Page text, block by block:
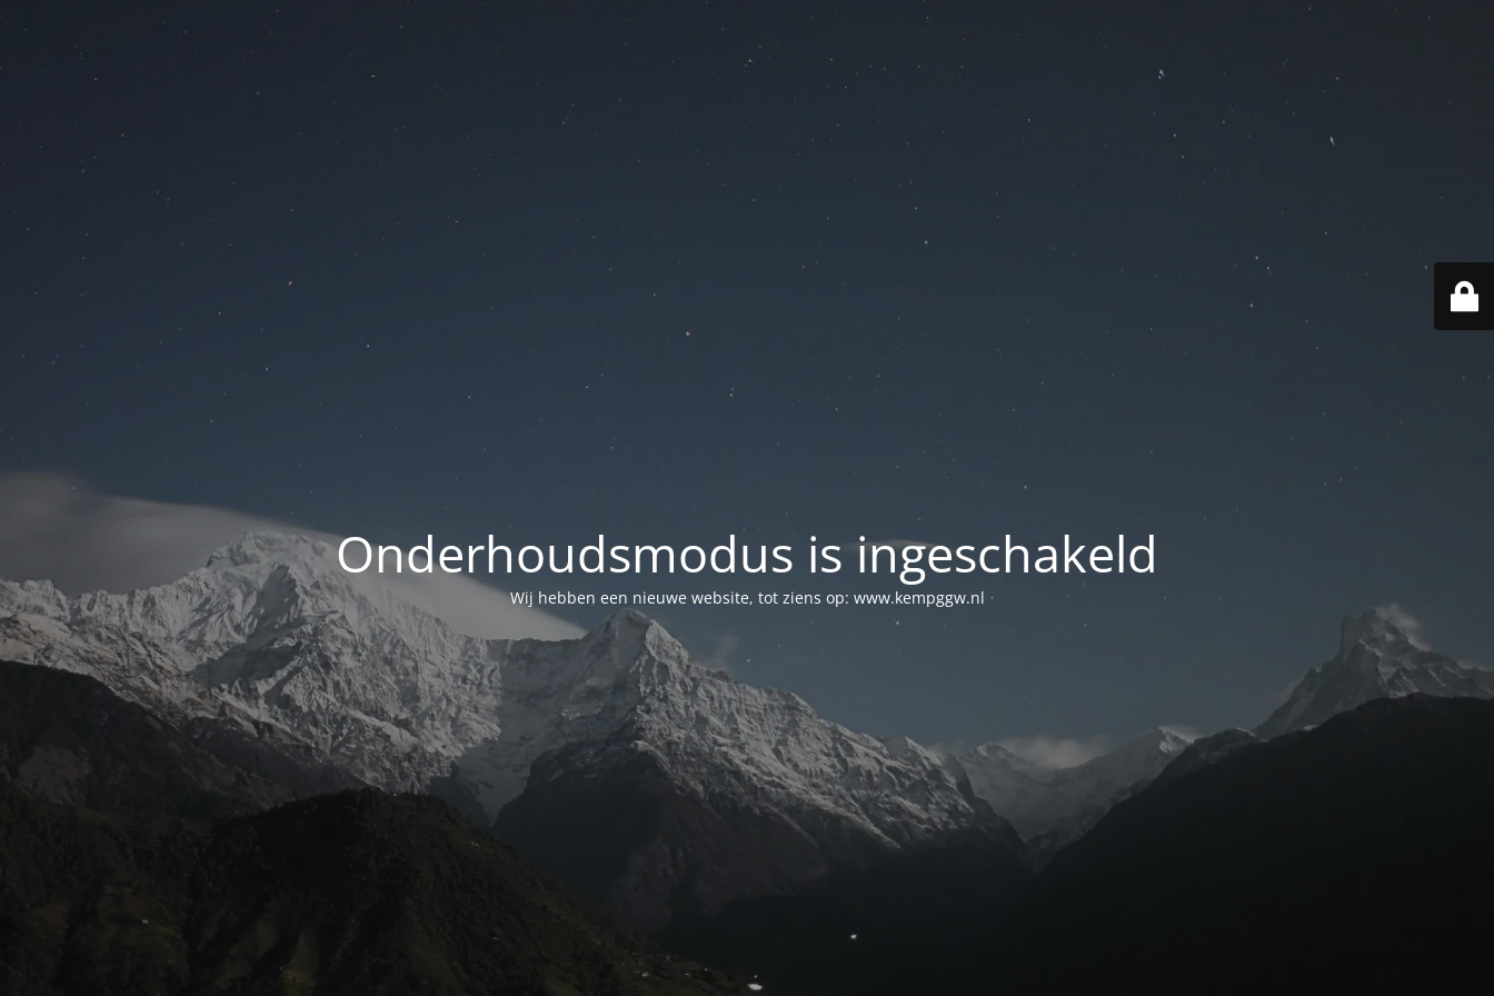
Onderhoudsmodus is ingeschakeld
Wij hebben een nieuwe website, tot ziens op: www.kempggw.nl